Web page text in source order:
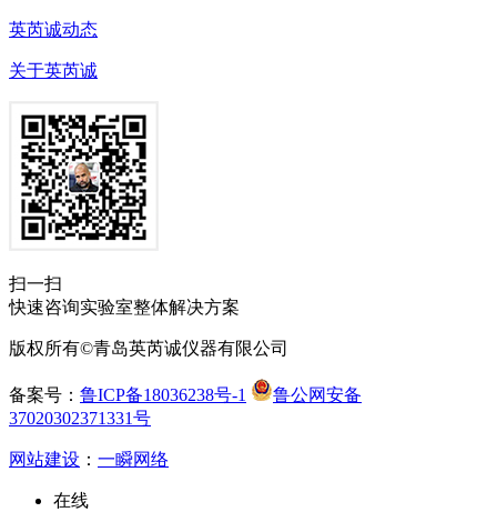
英芮诚动态
关于英芮诚
扫一扫
快速咨询实验室整体解决方案
版权所有©青岛英芮诚仪器有限公司
备案号： 鲁ICP备18036238号-1
鲁公网安备
37020302371331号
网站建设 ： 一瞬网络
在线